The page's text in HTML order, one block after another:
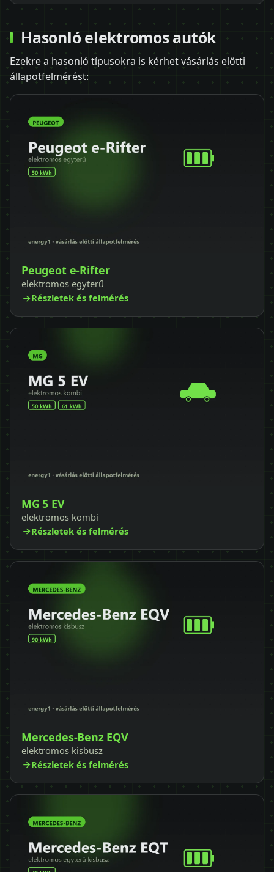
Hasonló elektromos autók
Ezekre a hasonló típusokra is kérhet vásárlás előtti
állapotfelmérést:
Peugeot e-Rifter
elektromos egyterű
Részletek és felmérés
MG 5 EV
elektromos kombi
Részletek és felmérés
Mercedes-Benz EQV
elektromos kisbusz
Részletek és felmérés